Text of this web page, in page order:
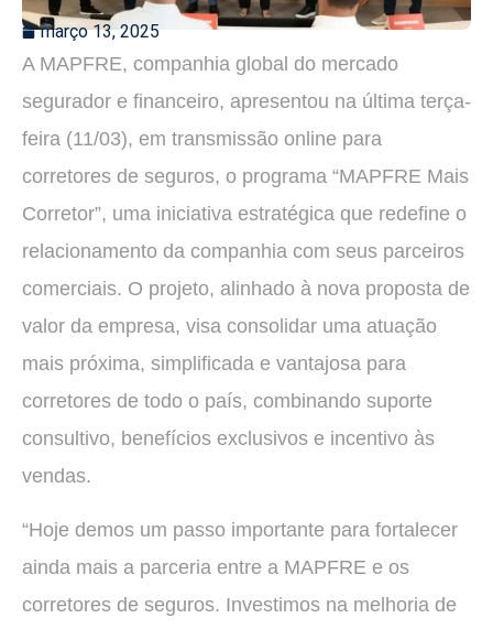
março 13, 2025
A MAPFRE, companhia global do mercado
segurador e financeiro, apresentou na última terça-
feira (11/03), em transmissão online para
corretores de seguros, o programa “MAPFRE Mais
Corretor”, uma iniciativa estratégica que redefine o
relacionamento da companhia com seus parceiros
comerciais. O projeto, alinhado à nova proposta de
valor da empresa, visa consolidar uma atuação
mais próxima, simplificada e vantajosa para
corretores de todo o país, combinando suporte
consultivo, benefícios exclusivos e incentivo às
vendas.
“Hoje demos um passo importante para fortalecer
ainda mais a parceria entre a MAPFRE e os
corretores de seguros. Investimos na melhoria de